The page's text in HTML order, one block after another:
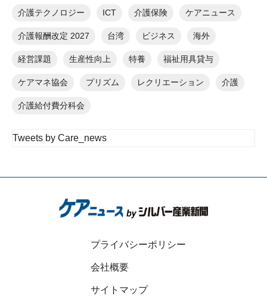
介護テクノロジー ICT 介護保険 ケアニュース
介護報酬改定 2027 台湾 ビジネス 海外
経営課題 生産性向上 特養 福祉用具貸与
ケアマネ協会 プリズム レクリエーション 介護
介護給付費分科会
Tweets by Care_news
プライバシーポリシー
会社概要
サイトマップ